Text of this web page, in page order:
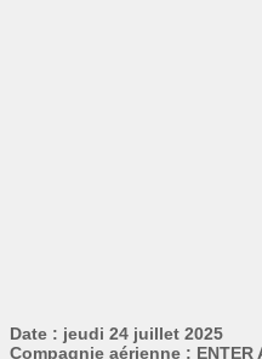
Date : jeudi 24 juillet 2025
Compagnie aérienne : ENTER